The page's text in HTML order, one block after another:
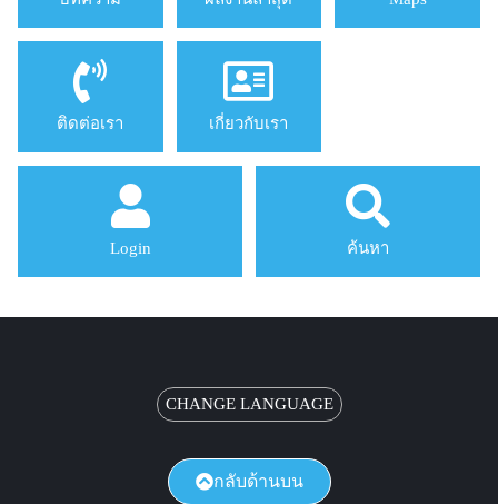
ติดต่อเรา เกี่ยวกับเรา
Login ค้นหา
CHANGE LANGUAGE
กลับด้านบน